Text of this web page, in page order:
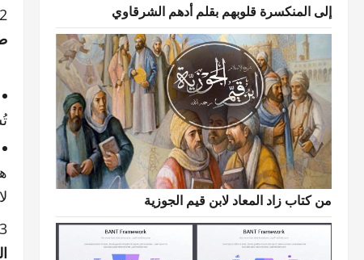
إلى المنكسرة قلوبهم بقلم أدهم الشرقاوي
من كتاب زاد المعاد لابن قيم الجوزية